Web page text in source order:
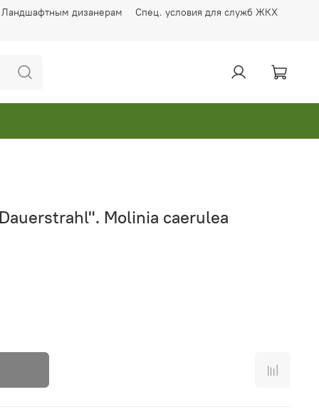
Ландшафтным дизанерам Спец. условия для служб ЖКХ
Molinia caerulea